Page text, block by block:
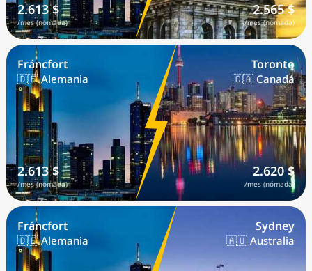
2.613 $
/mes (nómada)
2.565 $
/mes (nómada)
Fráncfort
🇩🇪 Alemania
2.613 $
/mes (nómada)
Toronto
🇨🇦 Canadá
2.620 $
/mes (nómada)
Fráncfort
🇩🇪 Alemania
Sydney
🇦🇺 Australia